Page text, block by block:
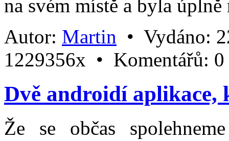
na svém místě a byla
Autor: Martin • Vydáno:
1229356x • Komentářů: 0
Dvě androidí aplikace,
Že se občas